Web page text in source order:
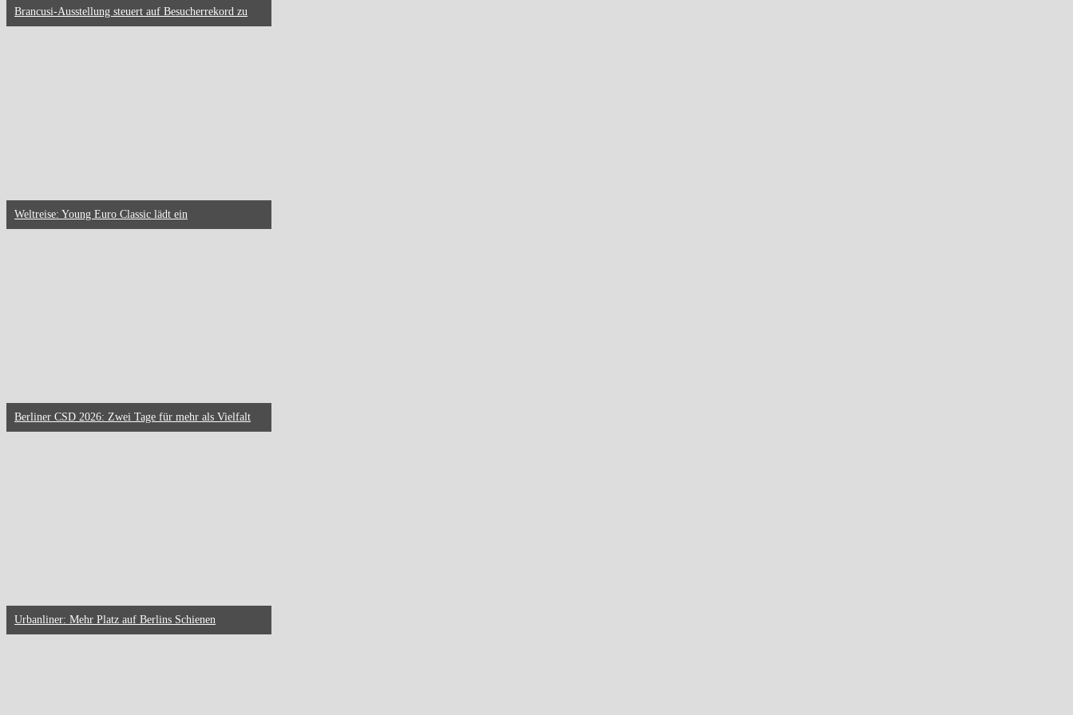
Brancusi-Ausstellung steuert auf Besucherrekord zu
Weltreise: Young Euro Classic lädt ein
Berliner CSD 2026: Zwei Tage für mehr als Vielfalt
Urbanliner: Mehr Platz auf Berlins Schienen